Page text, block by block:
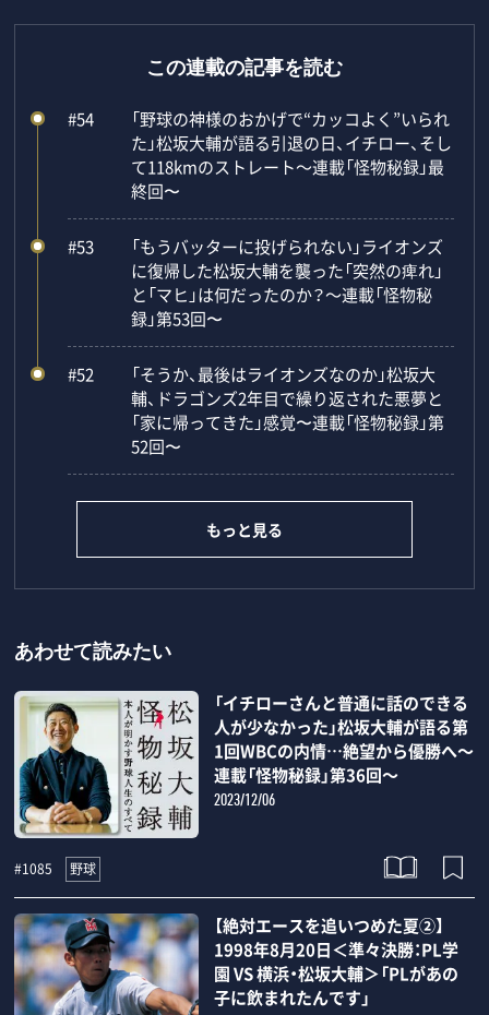
この連載の記事を読む
#54
「野球の神様のおかげで“カッコよく”いられ
た」松坂大輔が語る引退の日、イチロー、そし
て118kmのストレート～連載「怪物秘録」最
終回〜
#53
「もうバッターに投げられない」ライオンズ
に復帰した松坂大輔を襲った「突然の痺れ」
と「マヒ」は何だったのか？～連載「怪物秘
録」第53回〜
#52
「そうか、最後はライオンズなのか」松坂大
輔、ドラゴンズ2年目で繰り返された悪夢と
「家に帰ってきた」感覚〜連載「怪物秘録」第
52回〜
もっと見る
あわせて読みたい
「イチローさんと普通に話のできる
人が少なかった」松坂大輔が語る第
1回WBCの内情…絶望から優勝へ～
連載「怪物秘録」第36回～
2023/12/06
#1085 野球
【絶対エースを追いつめた夏②】
1998年8月20日＜準々決勝：PL学
園 VS 横浜・松坂大輔＞「PLがあの
子に飲まれたんです」